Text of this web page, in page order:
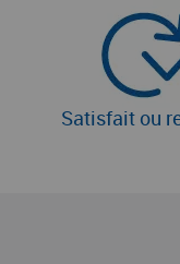
Satisfait ou